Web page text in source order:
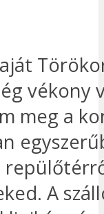
vékony
meg a
A